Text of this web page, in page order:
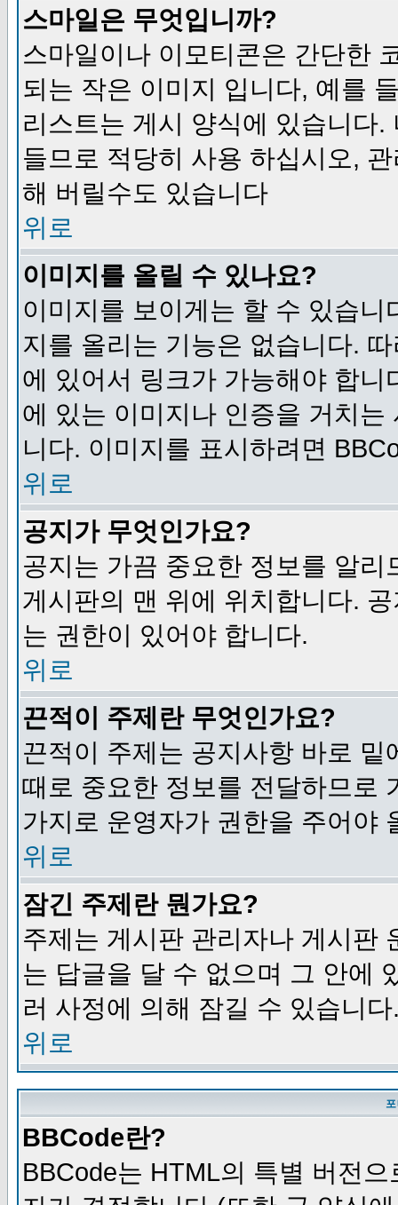
스마일은 무엇입니까?
스마일이나 이모티콘은 간단한
되는 작은 이미지 입니다, 예를
리스트는 게시 양식에 있습니다
들므로 적당히 사용 하십시오,
해 버릴수도 있습니다
위로
이미지를 올릴 수 있나요?
이미지를 보이게는 할 수 있습
지를 올리는 기능은 없습니다.
에 있어서 링크가 가능해야 합
에 있는 이미지나 인증을 거치
니다. 이미지를 표시하려면
위로
공지가 무엇인가요?
공지는 가끔 중요한 정보를 알
게시판의 맨 위에 위치합니다.
는 권한이 있어야 합니다.
위로
끈적이 주제란 무엇인가요?
끈적이 주제는 공지사항 바로
때로 중요한 정보를 전달하므로
가지로 운영자가 권한을 주어야
위로
잠긴 주제란 뭔가요?
주제는 게시판 관리자나 게시판
는 답글을 달 수 없으며 그 안에
러 사정에 의해 잠길 수 있습니다
위로
BBCode란?
BBCode는 HTML의 특별 버전